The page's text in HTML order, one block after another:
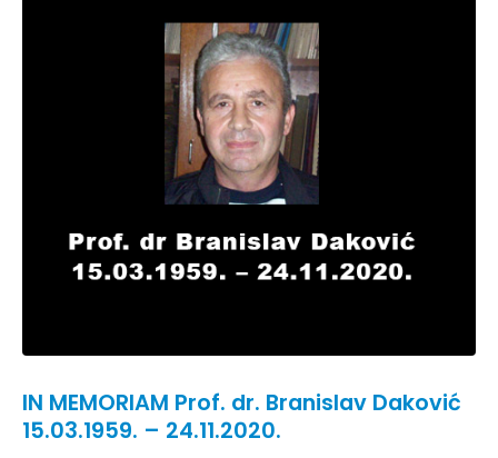
IN MEMORIAM Prof. dr. Branislav Daković
15.03.1959. – 24.11.2020.